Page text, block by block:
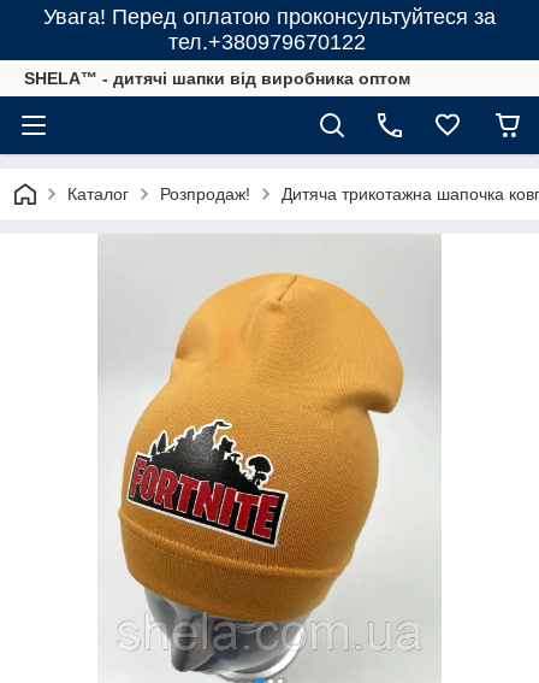
Увага! Перед оплатою проконсультуйтеся за
тел.+380979670122
SHELA™ - дитячі шапки від виробника оптом
Каталог Розпродаж! Дитяча трикотажна шапочка